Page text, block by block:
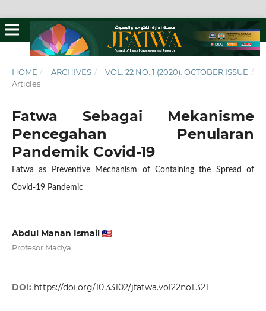
HOME / ARCHIVES / VOL. 22 NO. 1 (2020): OCTOBER ISSUE /
Articles
Fatwa Sebagai Mekanisme
Pencegahan Penularan
Pandemik Covid-19
Fatwa as Preventive Mechanism of Containing the Spread of
Covid-19 Pandemic
Abdul Manan Ismail
Profesor Madya
DOI: https://doi.org/10.33102/jfatwa.vol22no1.321